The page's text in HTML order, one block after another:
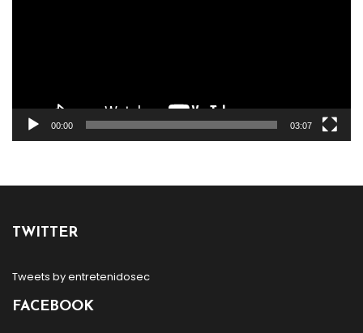
00:00 03:07
TWITTER
Tweets by entretenidosec
FACEBOOK